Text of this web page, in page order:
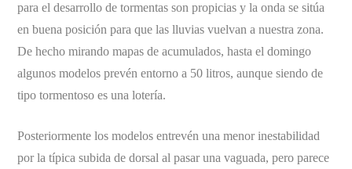
para el desarrollo de tormentas son propicias y la onda se sitúa
en buena posición para que las lluvias vuelvan a nuestra zona.
De hecho mirando mapas de acumulados, hasta el domingo
algunos modelos prevén entorno a 50 litros, aunque siendo de
tipo tormentoso es una lotería.
Posteriormente los modelos entrevén una menor inestabilidad
por la típica subida de dorsal al pasar una vaguada, pero parece